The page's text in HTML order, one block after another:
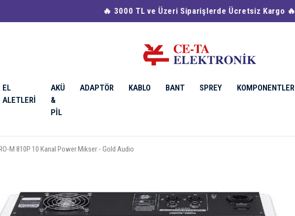
🔥 3000 TL ve Üzeri Siparişlerde Ücretsiz Kargo 🔥
EL
ALETLERİ
AKÜ
&
PİL
ADAPTÖR KABLO BANT SPREY KOMPONENTLER
M 810P 10 Kanal Power Mikser - Gold Audio